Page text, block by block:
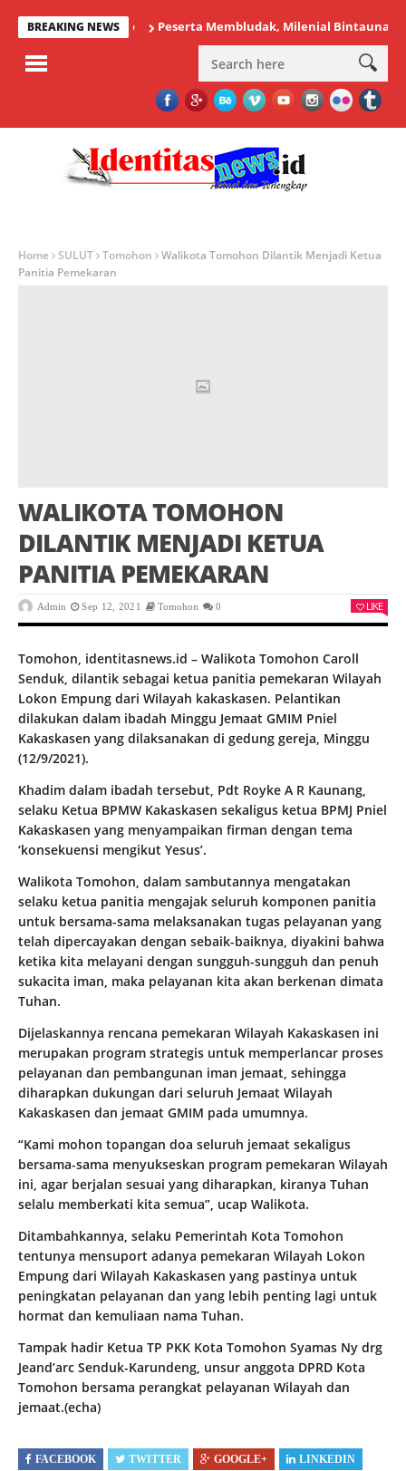
BREAKING NEWSPeserta Membludak, Milenial Bintauna Sukses
Home SULUT Tomohon
Walikota Tomohon Dilantik Menjadi Ketua
Panitia Pemekaran
WALIKOTA TOMOHON
DILANTIK MENJADI KETUA
PANITIA PEMEKARAN
Admin Sep 12, 2021 Tomohon 0 LIKE
Tomohon, identitasnews.id – Walikota Tomohon Caroll
Senduk, dilantik sebagai ketua panitia pemekaran Wilayah
Lokon Empung dari Wilayah kakaskasen. Pelantikan
dilakukan dalam ibadah Minggu Jemaat GMIM Pniel
Kakaskasen yang dilaksanakan di gedung gereja, Minggu
(12/9/2021).
Khadim dalam ibadah tersebut, Pdt Royke A R Kaunang,
selaku Ketua BPMW Kakaskasen sekaligus ketua BPMJ Pniel
Kakaskasen yang menyampaikan firman dengan tema
‘konsekuensi mengikut Yesus’.
Walikota Tomohon, dalam sambutannya mengatakan
selaku ketua panitia mengajak seluruh komponen panitia
untuk bersama-sama melaksanakan tugas pelayanan yang
telah dipercayakan dengan sebaik-baiknya, diyakini bahwa
ketika kita melayani dengan sungguh-sungguh dan penuh
sukacita iman, maka pelayanan kita akan berkenan dimata
Tuhan.
Dijelaskannya rencana pemekaran Wilayah Kakaskasen ini
merupakan program strategis untuk memperlancar proses
pelayanan dan pembangunan iman jemaat, sehingga
diharapkan dukungan dari seluruh Jemaat Wilayah
Kakaskasen dan jemaat GMIM pada umumnya.
“Kami mohon topangan doa seluruh jemaat sekaligus
bersama-sama menyukseskan program pemekaran Wilayah
ini, agar berjalan sesuai yang diharapkan, kiranya Tuhan
selalu memberkati kita semua”, ucap Walikota.
Ditambahkannya, selaku Pemerintah Kota Tomohon
tentunya mensuport adanya pemekaran Wilayah Lokon
Empung dari Wilayah Kakaskasen yang pastinya untuk
peningkatan pelayanan dan yang lebih penting lagi untuk
hormat dan kemuliaan nama Tuhan.
Tampak hadir Ketua TP PKK Kota Tomohon Syamas Ny drg
Jeand’arc Senduk-Karundeng, unsur anggota DPRD Kota
Tomohon bersama perangkat pelayanan Wilayah dan
jemaat.(echa)
FACEBOOK TWITTER GOOGLE+
LINKEDIN